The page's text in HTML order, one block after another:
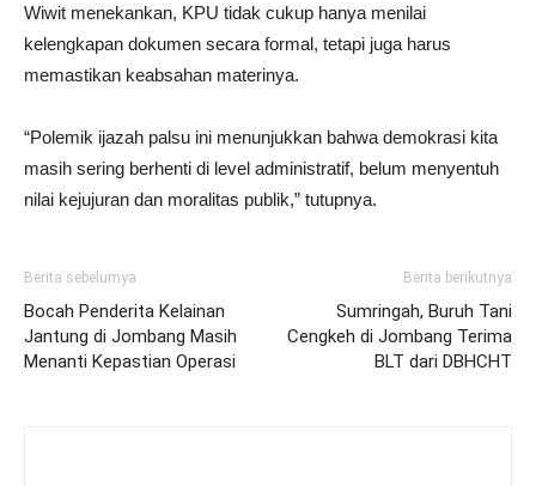
Wiwit menekankan, KPU tidak cukup hanya menilai
kelengkapan dokumen secara formal, tetapi juga harus
memastikan keabsahan materinya.
“Polemik ijazah palsu ini menunjukkan bahwa demokrasi kita
masih sering berhenti di level administratif, belum menyentuh
nilai kejujuran dan moralitas publik,” tutupnya.
Berita sebelumya
Bocah Penderita Kelainan
Jantung di Jombang Masih
Menanti Kepastian Operasi
Berita berikutnya
Sumringah, Buruh Tani
Cengkeh di Jombang Terima
BLT dari DBHCHT